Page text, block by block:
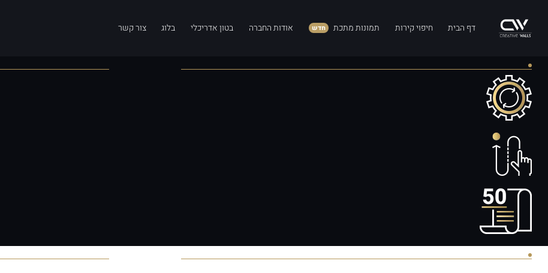
דף הבית חיפוי קירות תמונות מתכת חדש אודות החברה בטון אדריכלי בלוג צור קשר